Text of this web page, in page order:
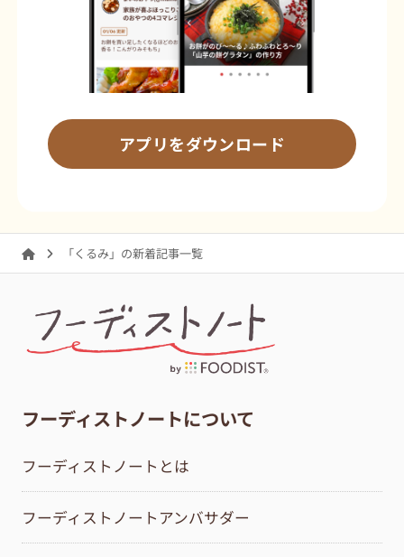
アプリをダウンロード
「くるみ」の新着記事一覧
フーディストノートについて
フーディストノートとは
フーディストノートアンバサダー